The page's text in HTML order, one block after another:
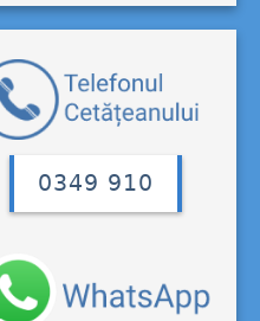
0349 910